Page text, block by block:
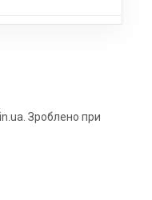
Зроблено при